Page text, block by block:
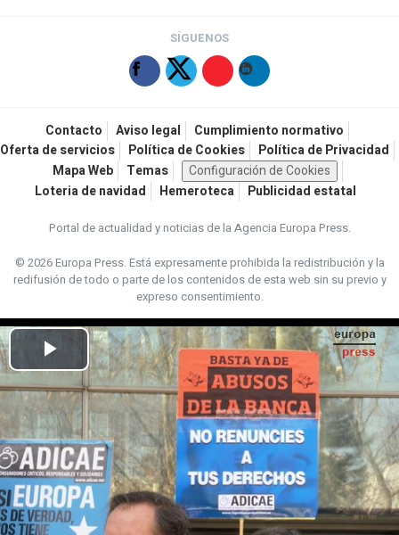
SÍGUENOS
Contacto Aviso legal
Cumplimiento normativo
Oferta de servicios
Política de Cookies
Política de Privacidad
Mapa Web
Temas
Configuración de Cookies
Loteria de navidad
Hemeroteca Publicidad estatal
Portal de actualidad y noticias de la Agencia Europa Press.
© 2026 Europa Press.Está expresamente prohibida la redistribución y la
redifusión de todo o parte de los contenidos de esta web sin su previo y
expreso consentimiento.